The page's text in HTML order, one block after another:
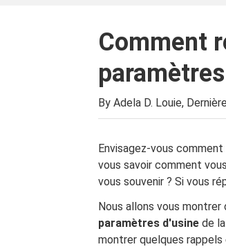
Comment
By Adela D. Louie,
Envisagez-vous comment
vous savoir comment
vous souvenir ? Si vous
Nous allons vous
paramètres d'usine de
montrer quelques